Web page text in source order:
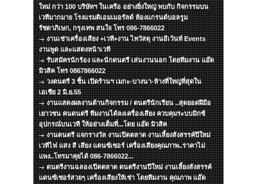
ใหม่ กว่า 100 บริษัทฯ ในเครือ อย่างยิ่งใหญ่ พบกับ กิจกรรมบน
เวทีมากมาย โรงแรมดิเอมเมอรัลด์ ห้องแกรนด์บอลรูม
รัชดาภิเษก, กรุงเทพ สนใจ โทร 086-7866022
งานเช่าเครื่องเสียง +เวที+งาน ไทวัสดุ งานอีเว้นท์ Events
งานพูด และแสดงหน้าเวที
รับสมัครนักร้อง และนักดนตรี เล่นงานนอก โดยทีมงาน แอ๊ด
มิวสิค โทร 0867866022
วงดนตรี 3 ชิ้น เปิดร้านฯ เมกะ-บางนา-ห้างที่ใหญ่ที่สุดใน
เอเชีย 2 มิ.ย.55
งานแสดงผลงานด้านกิจกรรม / ดนตรีนักเรียน ..สุดยอดฝีมือ
เยาวชน คนดนตรี ทีมงานได้ลงเครื่องเสียง ควบคุมระบบมิกซ์
อุปกรณ์บนเวที ให้อย่างเต็มที่...โดย แอ๊ด มิวสิค
งานดนตรี แจกรางวัล งานเปิดตลาด งานเลี้ยงสังสรรค์ปีใหม่
เวทีไฟ แสง สี เสียง แดนซ์เซอร์ เครื่องเสียงคุณภาพ..ราคาไม่
แพง..โทรมาคุยได้ 086-7866022...
ดนตรีงานฉลองเปิดตลาด ดนตรีงานปีใหม่ งานเลี้ยงสังสรรค์
แดนซ์เซอร์สวยๆ เครื่องเสียงให้เช่า โดยทีมงาน คุณภาพ แอ๊ด